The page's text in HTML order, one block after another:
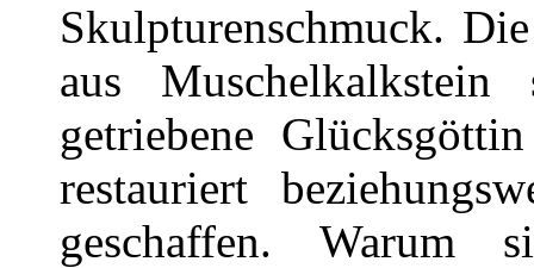
Skulpturenschmuck.
aus
getriebene
restauriert
geschaffen.